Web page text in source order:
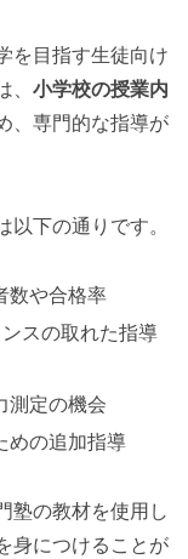
を目指す生徒向け
小学校の授業内
、専門的な指導が
下の通りです。
数や合格率
ンスの取れた指導
測定の機会
めの追加指導
塾の教材を使用し
身につけることが